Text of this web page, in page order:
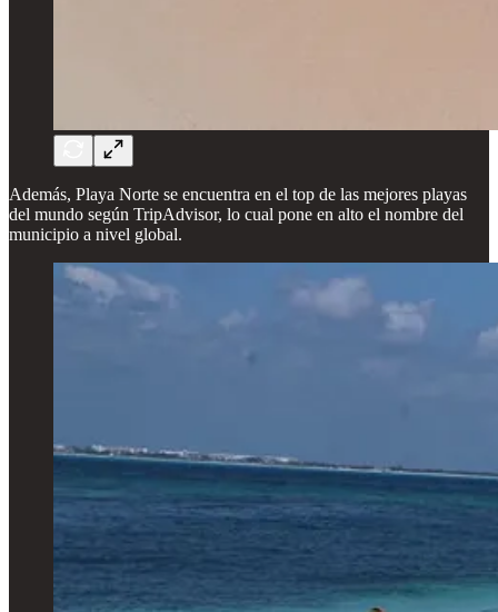
Además, Playa Norte se encuentra en el top de las mejores playas
del mundo según TripAdvisor, lo cual pone en alto el nombre del
municipio a nivel global.